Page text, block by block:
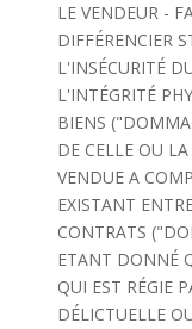
LE VENDEUR -
DIFFÉRENCIER
L'INSÉCURITÉ
L'INTÉGRITÉ
BIENS
DE CELLE OU
VENDUE A
EXISTANT
CONTRATS
ETANT DONNÉ
QUI EST RÉGIE
DÉLICTUELLE